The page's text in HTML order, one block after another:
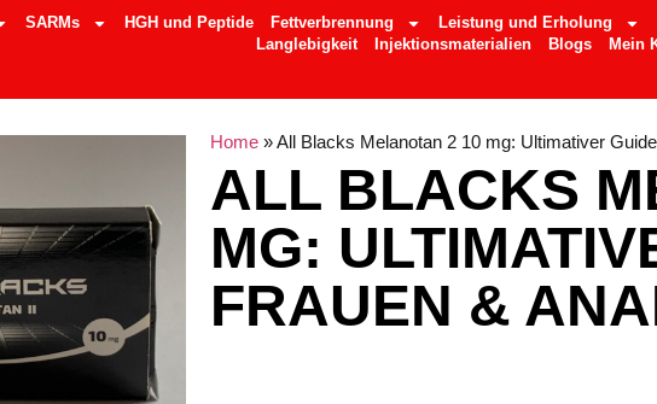
SARMs HGH und Peptide Fettverbrennung Leistung und Erholung
Langlebigkeit
Injektionsmaterialien Blogs Mein
Home»All Blacks Melanotan 2 10 mg: Ultimativer
ALL BLACKS
MG:
FRAUEN &